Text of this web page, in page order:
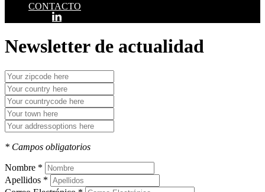
CONTACTO
Newsletter de actualidad
* Campos obligatorios
Nombre *
Apellidos *